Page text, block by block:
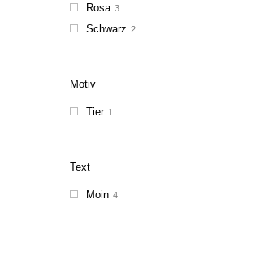
Rosa 3
Schwarz 2
Motiv
Tier 1
Text
Moin 4